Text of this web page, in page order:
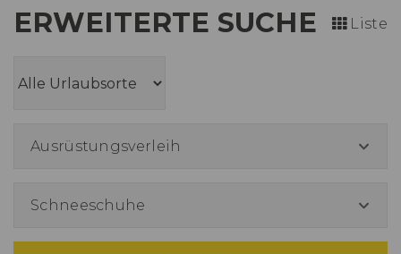
ERWEITERTE SUCHE Liste
Ausrüstungsverleih
Schneeschuhe